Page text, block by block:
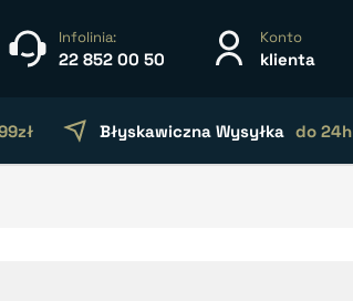
Infolinia:
22 852 00 50
Konto
klienta
Błyskawiczna Wysyłka do 24h